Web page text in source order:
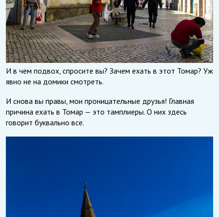
И в чем подвох, спросите вы? Зачем ехать в этот Томар? Уж
явно не на домики смотреть.
И снова вы правы, мои проницательные друзья! Главная
причина ехать в Томар — это тамплиеры. О них здесь
говорит буквально все.